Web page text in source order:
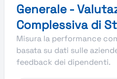
Generale -
Complessiva di
Misura la performance
basata su dati sulle
feedback dei dipendenti.